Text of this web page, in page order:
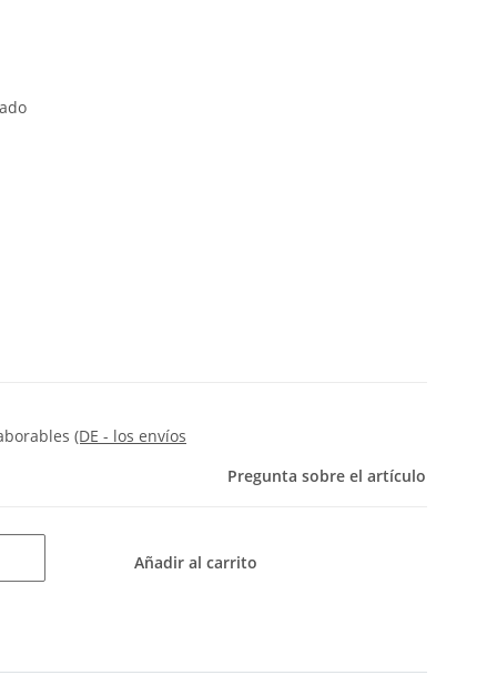
(DE - los envíos
Pregunta sobre el artículo
Añadir al carrito